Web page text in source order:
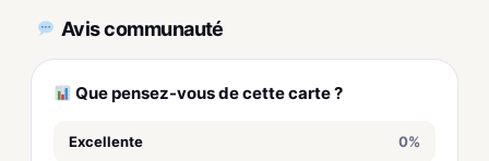
Avis communauté
Que pensez-vous de cette carte ?
Excellente 0%